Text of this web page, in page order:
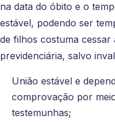
na data do óbito e o
estável, podendo ser
de filhos costuma cessar
previdenciária, salvo
União estável e
comprovação por
testemunhas;